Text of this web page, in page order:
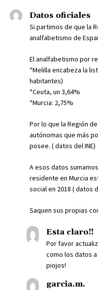
Datos oficiales
Si partimos de que la
analfabetismo de
El analfabetismo por
*Melilla encabeza la
habitantes)
*Ceuta, un 3,64%
*Murcia: 2,75%
Por lo que la Región
autónomas que más
posee. ( datos del INE)
A esos datos
residente en Murcia
social en 2018 ( datos
Saquen sus propias
Esta claro!!
Por favor
como los datos
piojos!
garcia.m.